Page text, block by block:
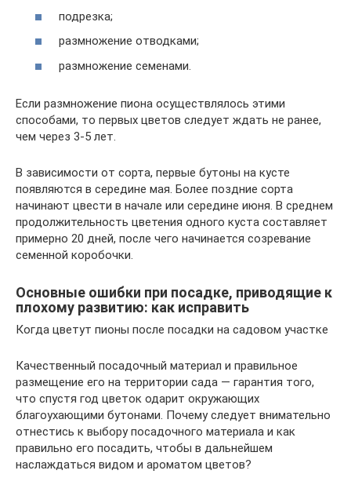
подрезка;
размножение отводками;
размножение семенами.
Если размножение пиона осуществлялось этими
способами, то первых цветов следует ждать не ранее,
чем через 3-5 лет.
В зависимости от сорта, первые бутоны на кусте
появляются в середине мая. Более поздние сорта
начинают цвести в начале или середине июня. В среднем
продолжительность цветения одного куста составляет
примерно 20 дней, после чего начинается созревание
семенной коробочки.
Основные ошибки при посадке, приводящие к
плохому развитию: как исправить
Когда цветут пионы после посадки на садовом участке
Качественный посадочный материал и правильное
размещение его на территории сада — гарантия того,
что спустя год цветок одарит окружающих
благоухающими бутонами. Почему следует внимательно
отнестись к выбору посадочного материала и как
правильно его посадить, чтобы в дальнейшем
наслаждаться видом и ароматом цветов?